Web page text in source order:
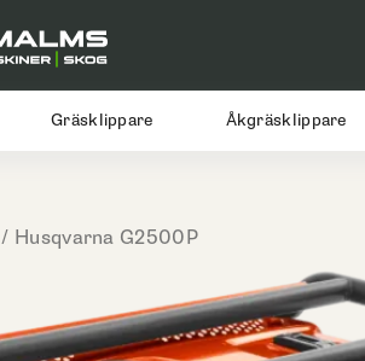
Gräsklippare Åkgräsklippare
/ Husqvarna G2500P